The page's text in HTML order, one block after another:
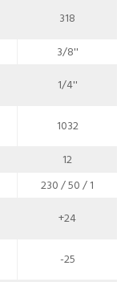
318
3/8''
1/4''
1032
12
230 / 50 / 1
+24
-25